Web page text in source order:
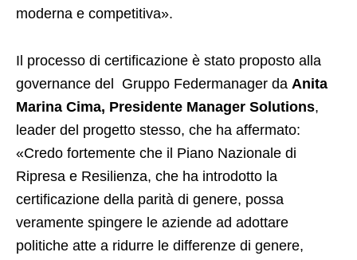
moderna e competitiva».
Il processo di certificazione è stato proposto alla
governance del Gruppo Federmanager da Anita
Marina Cima, Presidente Manager Solutions,
leader del progetto stesso, che ha affermato:
«Credo fortemente che il Piano Nazionale di
Ripresa e Resilienza, che ha introdotto la
certificazione della parità di genere, possa
veramente spingere le aziende ad adottare
politiche atte a ridurre le differenze di genere,